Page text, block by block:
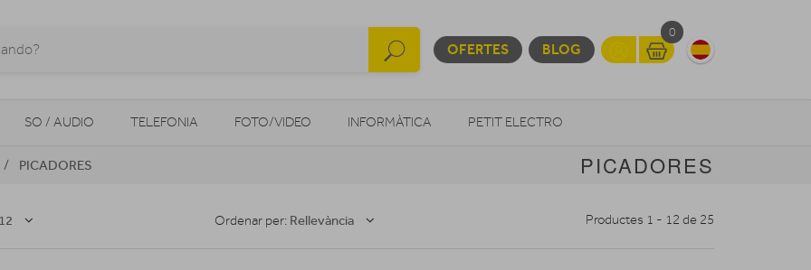
OFERTES BLOG
0
SO / AUDIO TELEFONIA FOTO/VIDEO INFORMÀTICA PETIT ELECTRO
MOBILITAT URBANA
PICADORES PICADORES
Ordenar per: Rellevància Productes 1 - 12 de 25